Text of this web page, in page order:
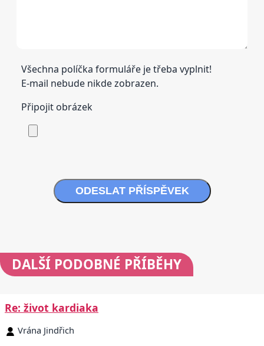
Všechna políčka formuláře je třeba vyplnit!
E-mail nebude nikde zobrazen.
Připojit obrázek
ODESLAT PŘÍSPĚVEK
DALŠÍ PODOBNÉ PŘÍBĚHY
Re: život kardiaka
Vrána Jindřich